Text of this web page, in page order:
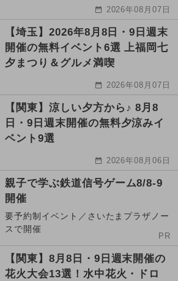
2026年08月07日
【埼玉】2026年8月8日・9日週末
開催の無料イベント6選 上福岡七
夕まつり＆グルメ満喫
2026年08月07日
【関東】涼しい夕方から♪ 8月8
日・9日週末開催の無料夕涼みイ
ベント9選
2026年08月06日
親子で学ぶ鉄道信号ゲーム8/8-9
開催
要予約制イベント／さいたまプラザノー
スで開催
PR
【関東】8月8日・9日週末開催の
花火大会13選！水中花火・ドロ